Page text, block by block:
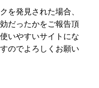
を発見された場合、
だったかをご報告頂
いやすいサイトにな
のでよろしくお願い